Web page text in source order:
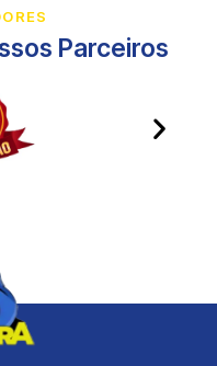
Parceiros​